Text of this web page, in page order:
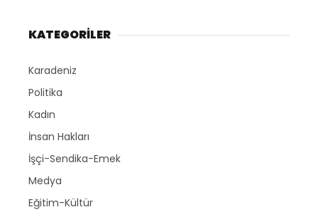
KATEGORİLER
Karadeniz
Politika
Kadın
İnsan Hakları
İşçi-Sendika-Emek
Medya
Eğitim-Kültür